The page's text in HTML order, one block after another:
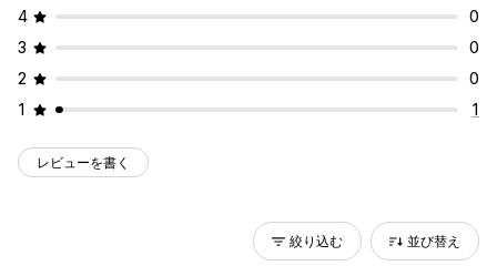
4
0
3
0
2
0
1
1
レビューを書く
絞り込む 並び替え